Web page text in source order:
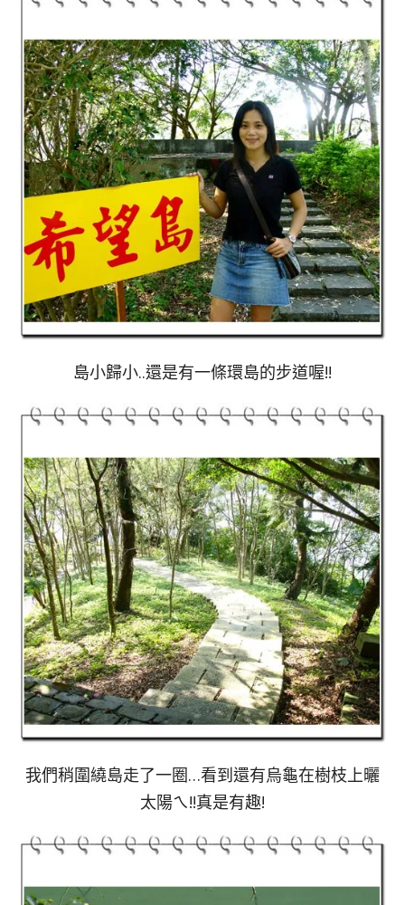
島小歸小..還是有一條環島的步道喔!!
我們稍圍繞島走了一圈…看到還有烏龜在樹枝上曬
太陽ㄟ!!真是有趣!